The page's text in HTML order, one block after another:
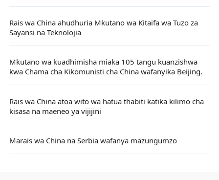
Rais wa China ahudhuria Mkutano wa Kitaifa wa Tuzo za
Sayansi na Teknolojia
Mkutano wa kuadhimisha miaka 105 tangu kuanzishwa
kwa Chama cha Kikomunisti cha China wafanyika Beijing.
Rais wa China atoa wito wa hatua thabiti katika kilimo cha
kisasa na maeneo ya vijijini
Marais wa China na Serbia wafanya mazungumzo